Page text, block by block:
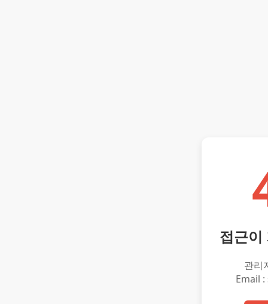
접근이
관리
Email